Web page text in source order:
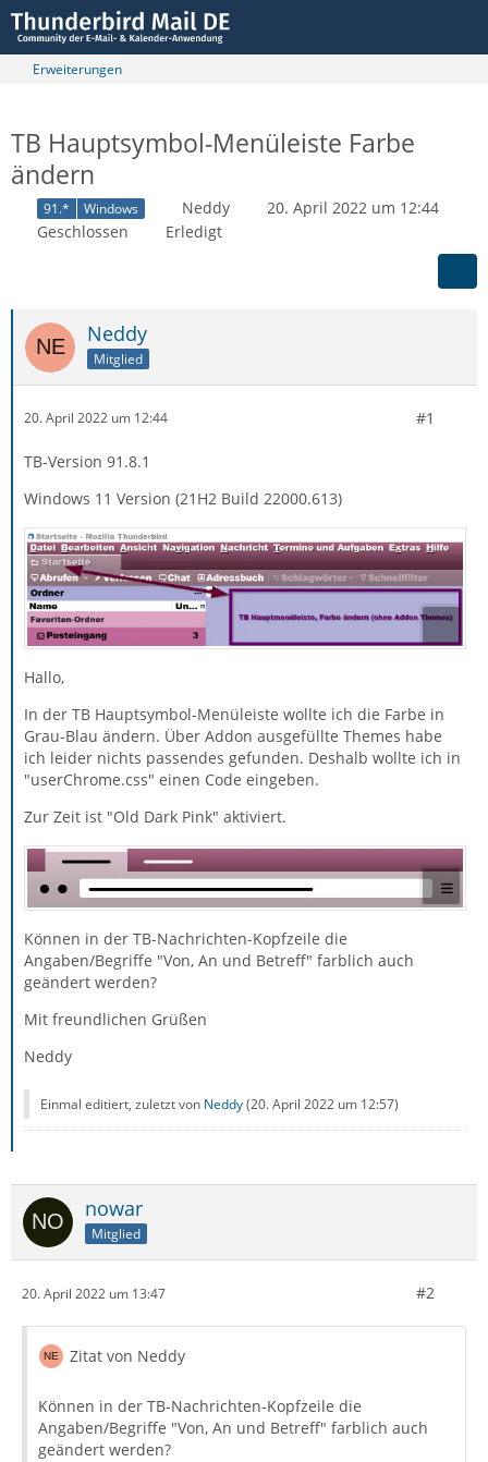
Erweiterungen
TB Hauptsymbol-Menüleiste Farbe
ändern
91.* Windows Neddy
20. April 2022 um 12:44
Geschlossen
Erledigt
Neddy
Mitglied
20. April 2022 um 12:44 #1
TB-Version 91.8.1
Windows 11 Version (21H2 Build 22000.613)
Hallo,
In der TB Hauptsymbol-Menüleiste wollte ich die Farbe in
Grau-Blau ändern. Über Addon ausgefüllte Themes habe
ich leider nichts passendes gefunden. Deshalb wollte ich in
"userChrome.css" einen Code eingeben.
Zur Zeit ist "Old Dark Pink" aktiviert.
Können in der TB-Nachrichten-Kopfzeile die
Angaben/Begriffe "Von, An und Betreff" farblich auch
geändert werden?
Mit freundlichen Grüßen
Neddy
Einmal editiert, zuletzt von Neddy(20. April 2022 um 12:57)
nowar
Mitglied
20. April 2022 um 13:47 #2
Zitat von Neddy
Können in der TB-Nachrichten-Kopfzeile die
Angaben/Begriffe "Von, An und Betreff" farblich auch
geändert werden?